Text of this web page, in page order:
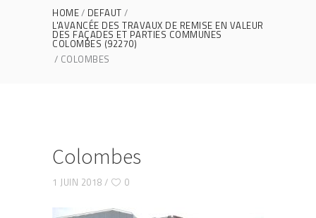
HOME
DEFAUT
L'AVANCÉE DES TRAVAUX DE REMISE EN VALEUR
DES FAÇADES ET PARTIES COMMUNES
COLOMBES (92270)
COLOMBES
Colombes
1 JUIN 2018 0